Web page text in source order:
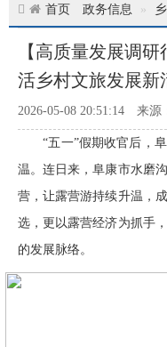
首页 政务信息
【高质量发展调
活乡村文旅发展新
2026-05-08 20:51:14 来源
“五一”假期收官后，阜
温。连日来，阜康市水磨
营，让露营游持续升温，
选，更以露营经济为抓手
的发展脉络。